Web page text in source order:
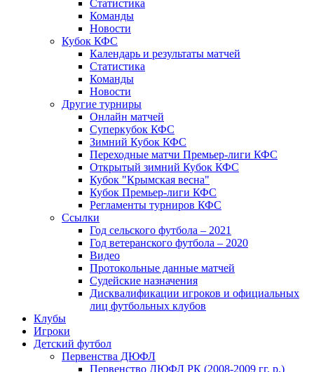
Статистика
Команды
Новости
Кубок КФС
Календарь и результаты матчей
Статистика
Команды
Новости
Другие турниры
Онлайн матчей
Суперкубок КФС
Зимний Кубок КФС
Переходные матчи Премьер-лиги КФС
Открытый зимний Кубок КФС
Кубок "Крымская весна"
Кубок Премьер-лиги КФС
Регламенты турниров КФС
Ссылки
Год сельского футбола – 2021
Год ветеранского футбола – 2020
Видео
Протокольные данные матчей
Судейские назначения
Дисквалификации игроков и официальных
лиц футбольных клубов
Клубы
Игроки
Детский футбол
Первенства ДЮФЛ
Первенство ДЮФЛ РК (2008-2009 гг. р.)